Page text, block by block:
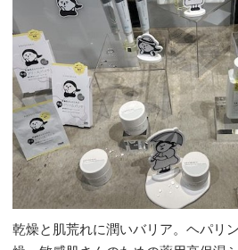
乾燥と肌荒れに潤いバリア。ヘパリ